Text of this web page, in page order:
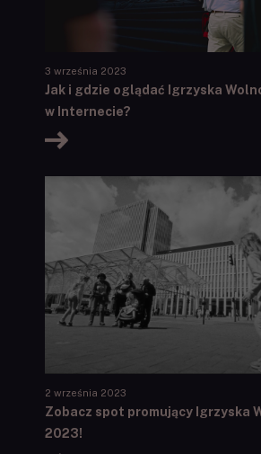
3 września 2023
Jak i gdzie oglądać Igrzyska
w Internecie?
2 września 2023
Zobacz spot promujący Igrzyska
2023!